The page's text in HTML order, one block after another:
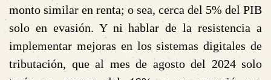
monto similar en renta; o sea, cerca del 5% del PIB
solo en evasión. Y ni hablar de la resistencia a
implementar mejoras en los sistemas digitales de
tributación, que al mes de agosto del 2024 solo